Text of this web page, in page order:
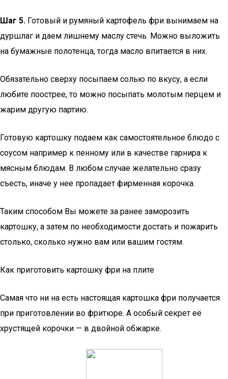
Шаг 5. Готовый и румяный картофель фри вынимаем на
дуршлаг и даем лишнему маслу стечь. Можно выложить
на бумажные полотенца, тогда масло впитается в них.
Обязательно сверху посыпаем солью по вкусу, а если
любите поострее, то можно посыпать молотым перцем и
жарим другую партию.
Готовую картошку подаем как самостоятельное блюдо с
соусом например к пенному или в качестве гарнира к
мясным блюдам. В любом случае желательно сразу
съесть, иначе у нее пропадает фирменная корочка.
Таким способом Вы можете за ранее заморозить
картошку, а затем по необходимости достать и пожарить
столько, сколько нужно вам или вашим гостям.
Как приготовить картошку фри на плите
Самая что ни на есть настоящая картошка фри получается
при приготовлении во фритюре. А особый секрет её
хрустящей корочки — в двойной обжарке.